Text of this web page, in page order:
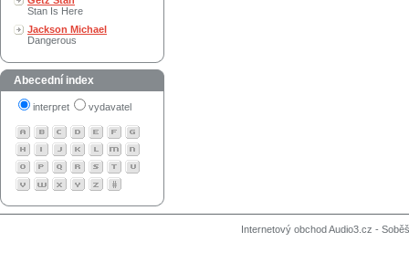
Stan Is Here
Jackson Michael
Dangerous
Abecední index
interpret vydavatel
Internetový obchod Audio3.cz -